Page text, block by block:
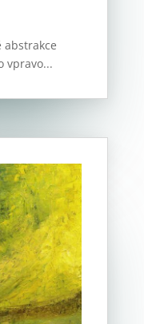
abstrakce
vpravo...